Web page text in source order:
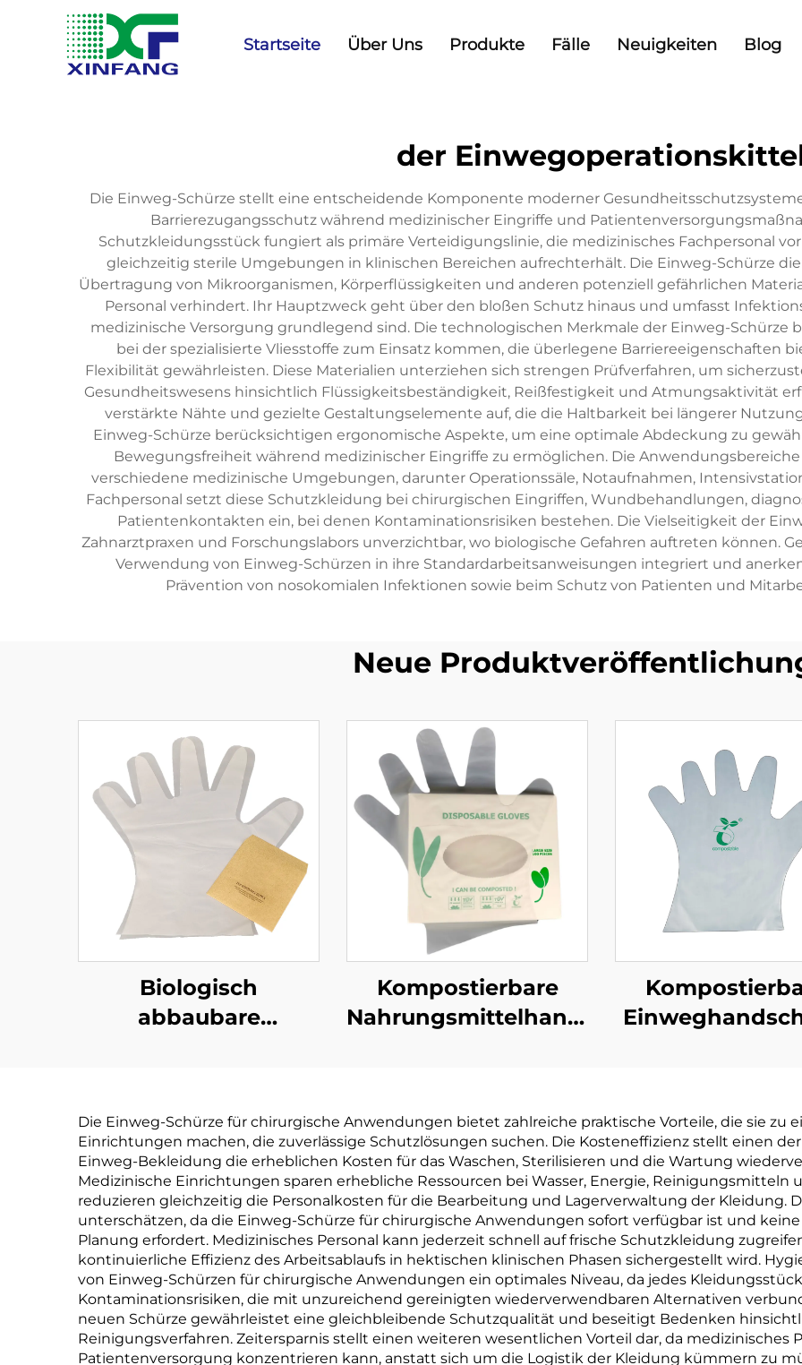
Startseite Über Uns Produkte Fälle Neuigkeiten Blog
der
Die Einweg-Schürze stellt eine entscheidende Komponente moderner
Barrierezugangsschutz während medizinischer Eingriffe und
Schutzkleidungsstück fungiert als primäre Verteidigungslinie, die medizinisches Fachpersonal
gleichzeitig sterile Umgebungen in klinischen Bereichen aufrechterhält. Die Einweg-Schürze
Übertragung von Mikroorganismen, Körperflüssigkeiten und anderen potenziell gefährlichen
Personal verhindert. Ihr Hauptzweck geht über den bloßen Schutz hinaus und umfasst
medizinische Versorgung grundlegend sind. Die technologischen Merkmale der Einweg-Schürze
bei der spezialisierte Vliesstoffe zum Einsatz kommen, die überlegene Barriereeigenschaften
Flexibilität gewährleisten. Diese Materialien unterziehen sich strengen Prüfverfahren, um
Gesundheitswesens hinsichtlich Flüssigkeitsbeständigkeit, Reißfestigkeit und Atmungsaktivität
verstärkte Nähte und gezielte Gestaltungselemente auf, die die Haltbarkeit bei längerer
Einweg-Schürze berücksichtigen ergonomische Aspekte, um eine optimale Abdeckung zu
Bewegungsfreiheit während medizinischer Eingriffe zu ermöglichen. Die
verschiedene medizinische Umgebungen, darunter Operationssäle, Notaufnahmen,
Fachpersonal setzt diese Schutzkleidung bei chirurgischen Eingriffen, Wundbehandlungen,
Patientenkontakten ein, bei denen Kontaminationsrisiken bestehen. Die Vielseitigkeit der
Zahnarztpraxen und Forschungslabors unverzichtbar, wo biologische Gefahren auftreten können.
Verwendung von Einweg-Schürzen in ihre Standardarbeitsanweisungen integriert und
Prävention von nosokomialen Infektionen sowie beim Schutz von Patienten und
Neue
Biologisch
abbaubare
PLA PBAT Maisstärke
Material
Kompostierbare
Nahrungsmittelhandschuhe
Material
Material
Die Einweg-Schürze für chirurgische Anwendungen bietet zahlreiche praktische Vorteile, die sie zu
Einrichtungen machen, die zuverlässige Schutzlösungen suchen. Die Kosteneffizienz stellt einen
Einweg-Bekleidung die erheblichen Kosten für das Waschen, Sterilisieren und die Wartung
Medizinische Einrichtungen sparen erhebliche Ressourcen bei Wasser, Energie,
reduzieren gleichzeitig die Personalkosten für die Bearbeitung und Lagerverwaltung der Kleidung.
unterschätzen, da die Einweg-Schürze für chirurgische Anwendungen sofort verfügbar ist und
Planung erfordert. Medizinisches Personal kann jederzeit schnell auf frische Schutzkleidung
kontinuierliche Effizienz des Arbeitsablaufs in hektischen klinischen Phasen sichergestellt wird.
von Einweg-Schürzen für chirurgische Anwendungen ein optimales Niveau, da jedes
Kontaminationsrisiken, die mit unzureichend gereinigten wiederverwendbaren Alternativen
neuen Schürze gewährleistet eine gleichbleibende Schutzqualität und beseitigt Bedenken
Reinigungsverfahren. Zeitersparnis stellt einen weiteren wesentlichen Vorteil dar, da medizinisches
Patientenversorgung konzentrieren kann, anstatt sich um die Logistik der Kleidung kümmern zu